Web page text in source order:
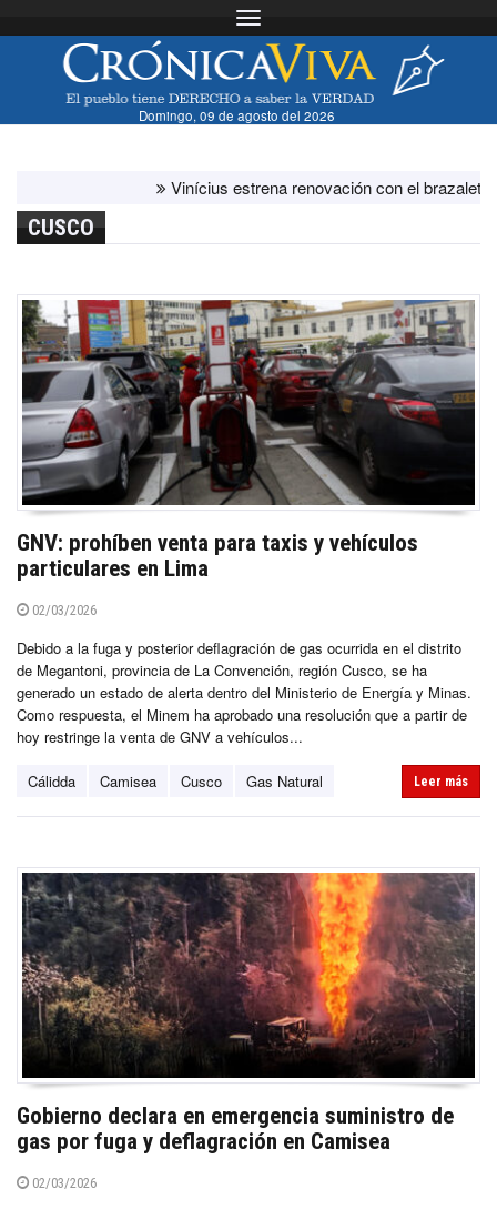
Toggle navigation
Domingo, 09 de agosto del 2026
Vinícius estrena renovación con el brazalete de
CUSCO
GNV: prohíben venta para taxis y vehículos
particulares en Lima
02/03/2026
Debido a la fuga y posterior deflagración de gas ocurrida en el distrito
de Megantoni, provincia de La Convención, región Cusco, se ha
generado un estado de alerta dentro del Ministerio de Energía y Minas.
Como respuesta, el Minem ha aprobado una resolución que a partir de
hoy restringe la venta de GNV a vehículos...
Cálidda Camisea Cusco Gas Natural Leer más
Gobierno declara en emergencia suministro de
gas por fuga y deflagración en Camisea
02/03/2026